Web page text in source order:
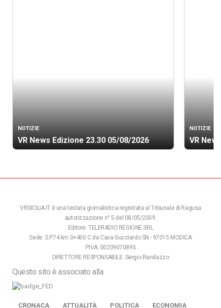
NOTIZIE
VR News Edizione 23.30 05/08/2026
NOTIZIE
VR
VRSICILIA.IT è una testata giornalistica registrata al Tribunale di Ragusa
autorizzazione n° 5 del 08/05/2009.
Editore: TELERADIO REGIONE SRL
Sede: S.P.74 km 0+400 C.da Cava Gucciardo SN - 97015 MODICA
P.IVA: 00209070895
DIRETTORE RESPONSABILE: Sergio Randazzo
Questo sito è associato alla
CRONACA ATTUALITÀ POLITICA ECONOMIA